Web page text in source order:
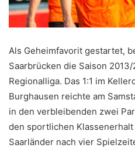
Als Geheimfavorit gestartet,
Saarbrücken die Saison
Regionalliga. Das 1:1 im
Burghausen reichte am
in den verbleibenden zwei
den sportlichen
Saarländer nach vier